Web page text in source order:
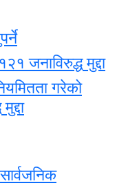
जनाविरुद्ध मुद्दा
गरेको